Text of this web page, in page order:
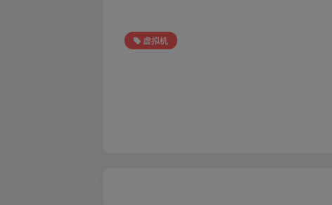
在进入“控制面板”后，打开“程序”，点击“
虚拟机